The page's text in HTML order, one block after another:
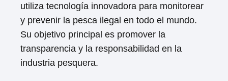
utiliza tecnología innovadora para monitorear
y prevenir la pesca ilegal en todo el mundo.
Su objetivo principal es promover la
transparencia y la responsabilidad en la
industria pesquera.